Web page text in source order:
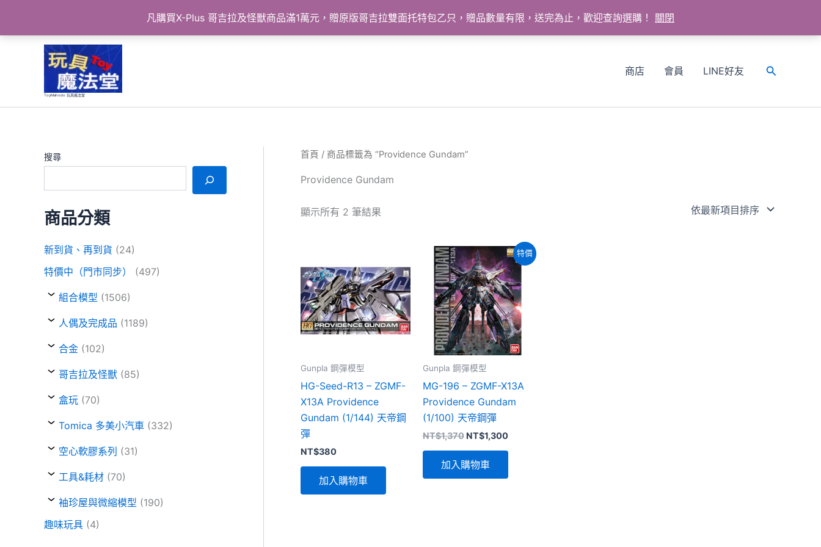
凡購買X-Plus 哥吉拉及怪獸商品滿1萬元，贈原版哥吉拉雙面托特包乙只，贈品數量有限，送完為止，歡迎查詢選購！ 關閉
內
ToyMahodo 玩具魔法堂
商店 會員 LINE好友
搜
搜尋
商品分類
新到貨、再到貨 (24)
特價中（門市同步）
(497)
組合模型 (1506)
人偶及完成品 (1189)
合金 (102)
哥吉拉及怪獸 (85)
盒玩 (70)
Tomica 多美小汽車 (332)
空心軟膠系列 (31)
工具&耗材 (70)
袖珍屋與微縮模型 (190)
趣味玩具 (4)
首頁 / 商品標籤為 “Providence Gundam”
Providence Gundam
顯示所有 2 筆結果
序
Gunpla 鋼彈模型
HG-Seed-R13 – ZGMF-
X13A Providence
Gundam (1/144) 天帝鋼
彈
NT$380
加入購物車
特價
Gunpla 鋼彈模型
MG-196 – ZGMF-X13A
Providence Gundam
(1/100) 天帝鋼彈
NT$1,370 原
格：
NT$1,370。
NT$1,300目
NT$1,300。
加入購物車